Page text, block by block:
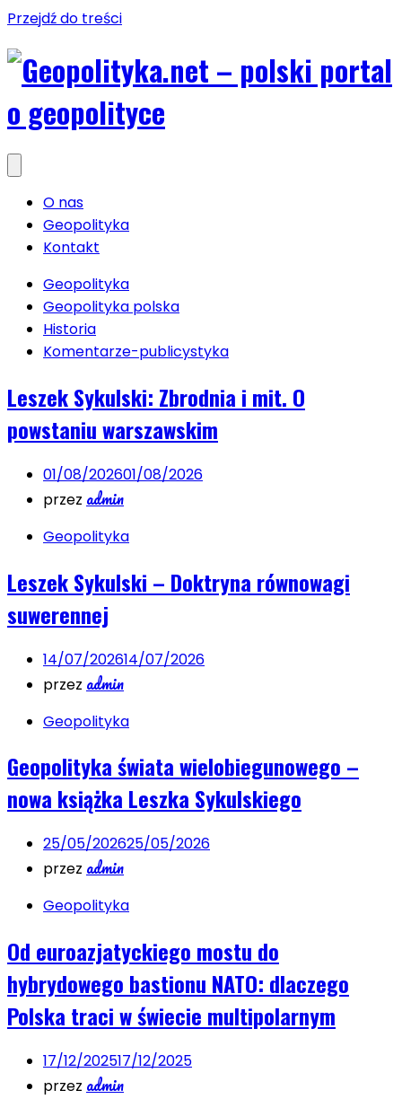
Przejdź do treści
O nas
Geopolityka
Kontakt
Geopolityka
Geopolityka polska
Historia
Komentarze-publicystyka
Leszek Sykulski: Zbrodnia i mit. O
powstaniu warszawskim
01/08/202601/08/2026
przez admin
Geopolityka
Leszek Sykulski – Doktryna równowagi
suwerennej
14/07/202614/07/2026
przez admin
Geopolityka
Geopolityka świata wielobiegunowego –
nowa książka Leszka Sykulskiego
25/05/202625/05/2026
przez admin
Geopolityka
Od euroazjatyckiego mostu do
hybrydowego bastionu NATO: dlaczego
Polska traci w świecie multipolarnym
17/12/202517/12/2025
przez admin